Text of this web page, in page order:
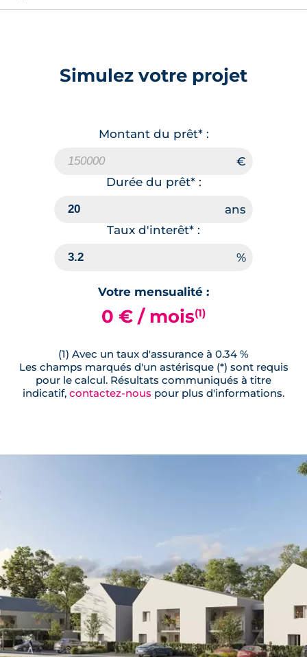
Simulez votre projet
Montant du prêt* :
Durée du prêt* :
Taux d'interêt* :
Votre mensualité :
0 € / mois(1)
(1) Avec un taux d'assurance à 0.34 %
Les champs marqués d'un astérisque (*) sont requis
pour le calcul. Résultats communiqués à titre
indicatif, contactez-nous pour plus d'informations.